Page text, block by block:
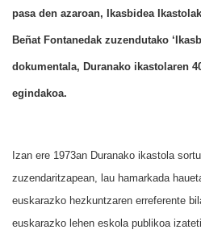
pasa den azaroan, Ikasbidea
Beñat Fontanedak zuzendutako
dokumentala, Duranako ikastolaren
egindakoa.
Izan ere 1973an Duranako ikastola
zuzendaritzapean, lau hamarkada
euskarazko hezkuntzaren erreferente
euskarazko lehen eskola publikoa